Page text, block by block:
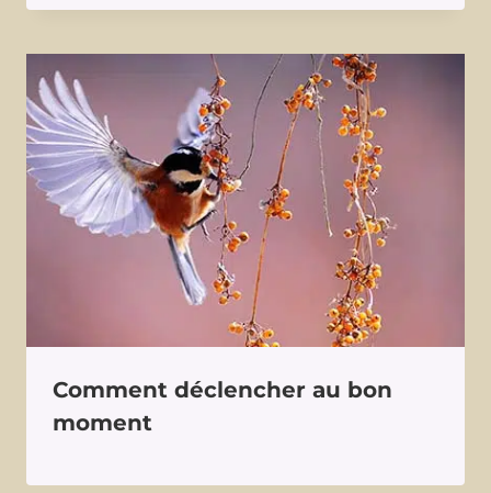
Comment déclencher au bon
moment